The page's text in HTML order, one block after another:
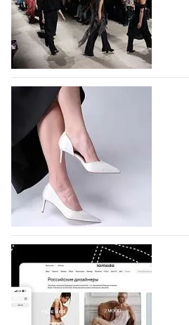
На участие в Московской
подано 1047 заявок
На участие в седьмой
которая пройдет в российской
по 1 октября, уже подано 1047
половину из них (494)
коллекции которых не были
07.08.2026 423
BALLINA представит свои
Shoes
Компания BALLINA Guangzhou